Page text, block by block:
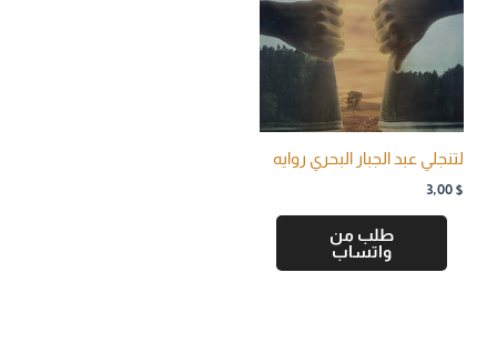
لتنجلي عبد الجبار البحري روايه
3,00 $
طلب من
واتساب